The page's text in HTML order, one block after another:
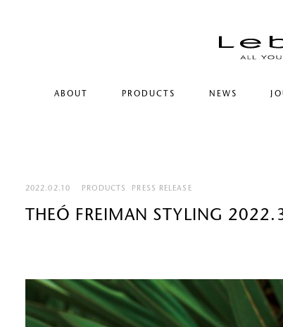
ABOUT PRODUCTS NEWS
2022.02.10 PRODUCTS PRESS RELEASE
THEÓ FREIMAN STYLING